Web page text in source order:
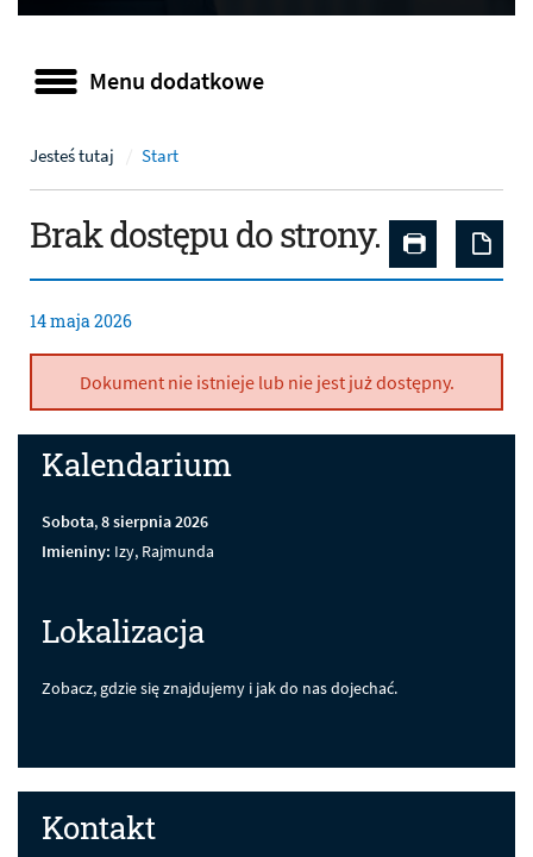
Menu dodatkowe
Menu dodatkowe
Jesteś tutaj Start
Brak dostępu do strony.
14maja2026
Drukuj
Dokument nie istnieje lub nie jest już dostępny.
Kalendarium
Sobota,8sierpnia2026
Imieniny: Izy, Rajmunda
Lokalizacja
Zobacz, gdzie się znajdujemy i jak do nas dojechać.
Kontakt